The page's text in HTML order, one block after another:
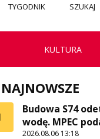
TYGODNIK SZUKAJ
KULTURA
NAJNOWSZE
Budowa S74
wodę. MPEC
2026.08.06 13:18